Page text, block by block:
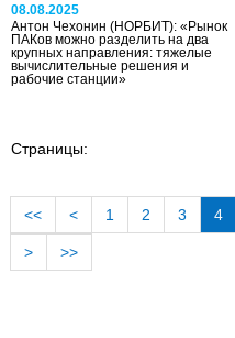
08.08.2025
Антон Чехонин (НОРБИТ): «Рынок
ПАКов можно разделить на два
крупных направления: тяжелые
вычислительные решения и
рабочие станции»
Страницы:
<< < 1 2 3 4
> >>